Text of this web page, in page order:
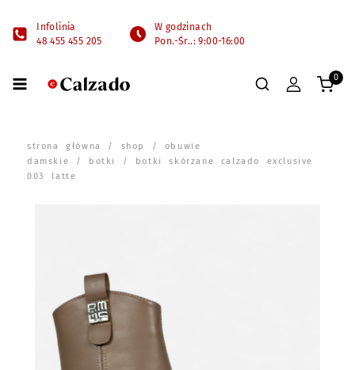
Infolinia
48 455 455 205
W godzinach
Pon.-Śr..: 9:00-16:00
0
strona główna / shop / obuwie
damskie / botki
/ botki skórzane calzado exclusive
003 latte